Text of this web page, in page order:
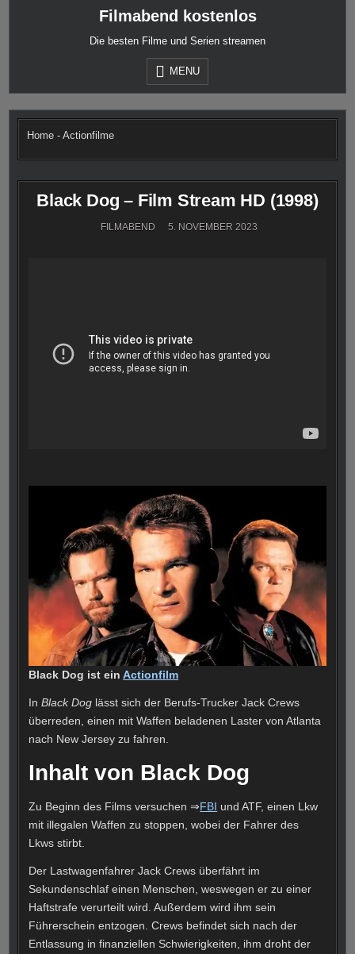
Filmabend kostenlos
Die besten Filme und Serien streamen
MENU
Home -Actionfilme
Black Dog – Film Stream HD (1998)
FILMABEND 5. NOVEMBER 2023
Black Dog ist einActionfilm
InBlack Dog lässt sich der Berufs-Trucker Jack Crews
überreden, einen mit Waffen beladenen Laster von Atlanta
nach New Jersey zu fahren.
Inhalt von Black Dog
Zu Beginn des Films versuchen ⇒FBI und ATF, einen Lkw
mit illegalen Waffen zu stoppen, wobei der Fahrer des
Lkws stirbt.
Der Lastwagenfahrer Jack Crews überfährt im
Sekundenschlaf einen Menschen, weswegen er zu einer
Haftstrafe verurteilt wird. Außerdem wird ihm sein
Führerschein entzogen. Crews befindet sich nach der
Entlassung in finanziellen Schwierigkeiten, ihm droht der